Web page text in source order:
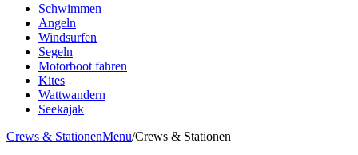
Schwimmen
Angeln
Windsurfen
Segeln
Motorboot fahren
Kites
Wattwandern
Seekajak
Crews & StationenMenu/Crews & Stationen